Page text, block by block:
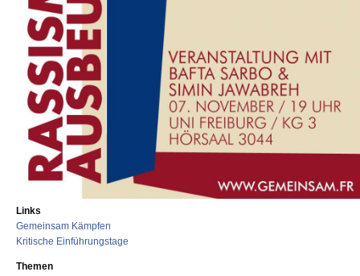
Links
Gemeinsam Kämpfen
Kritische Einführungstage
Themen